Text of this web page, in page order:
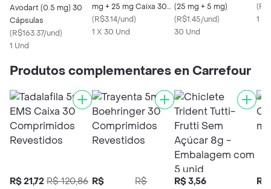
Avodart (0.5 mg) 30
Cápsulas
(R$163.37/und)
1 Und
mg + 25 mg Caixa 30
Comprimidos
Dispersíveis
(R$3.14/und)
1 X 30 Und
(25 mg + 5 mg)
(R$1.45/und)
30 Und
(
1 X
Produtos complementares en Carrefour
R$ 21,72 R$ 120,86 R$
R$
R$ 3,56 R$